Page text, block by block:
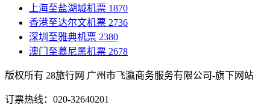
上海至盐湖城机票 1870
香港至达尔文机票 2736
深圳至雅典机票 2380
澳门至慕尼黑机票 2678
版权所有 28旅行网 广州市飞瀛商务服务有限公司-旗下网站
订票热线：020-32640201